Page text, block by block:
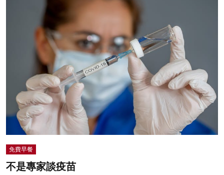
免費早餐
不是專家談疫苗